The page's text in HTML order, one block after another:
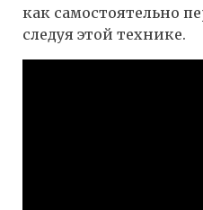
как самостоятельно
следуя этой технике.